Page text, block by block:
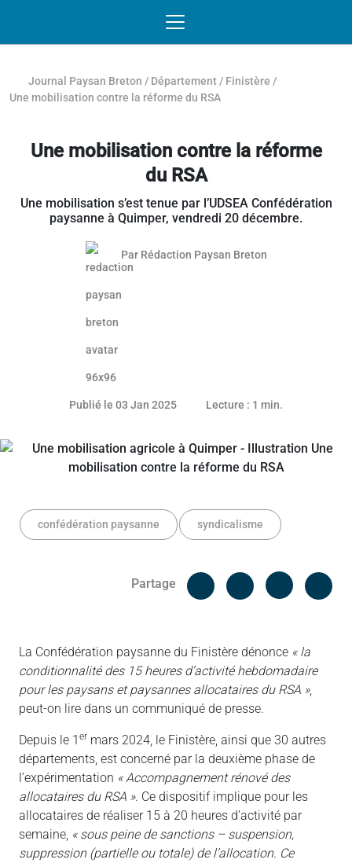
Journal Paysan Breton / Département / Finistère /
Une mobilisation contre la réforme du RSA
Une mobilisation contre la réforme
du RSA
Une mobilisation s’est tenue par l’UDSEA Confédération
paysanne à Quimper, vendredi 20 décembre.
Par Rédaction Paysan Breton
Publié le 03 Jan 202502 janvier 2025
Lecture : 1 min.
confédération paysanne syndicalisme
Partage
Facebook
La Confédération paysanne du Finistère dénonce « la
conditionnalité des 15 heures d’activité hebdomadaire
pour les paysans et paysannes allocataires du RSA »,
peut-on lire dans un communiqué de presse.
Depuis le 1 er mars 2024, le Finistère, ainsi que 30 autres
départements, est concerné par la deuxième phase de
l’expérimentation « Accompagnement rénové des
allocataires du RSA ». Ce dispositif implique pour les
allocataires de réaliser 15 à 20 heures d’activité par
semaine, « sous peine de sanctions – suspension,
suppression (partielle ou totale) de l’allocation. Ce